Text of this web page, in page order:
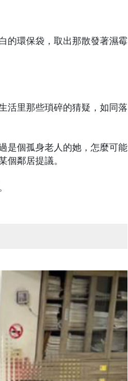
的環保袋，取出那散發著濕霉
活里那些瑣碎的猜疑，如同落
是個孤身老人的她，怎麼可能
個鄰居提議。